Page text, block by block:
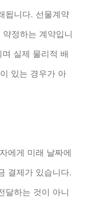
됩니다. 선물계약
정하는 계약입니
실제 물리적 배
있는 경우가 아
에게 미래 날짜에
결제가 있습니다.
달하는 것이 아니